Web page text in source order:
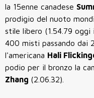
la 15enne canadese
prodigio del nuoto
stile libero (1.54.79
400 misti passando dai
l'americana Hali
podio per il bronzo la
Zhang (2.06.32).